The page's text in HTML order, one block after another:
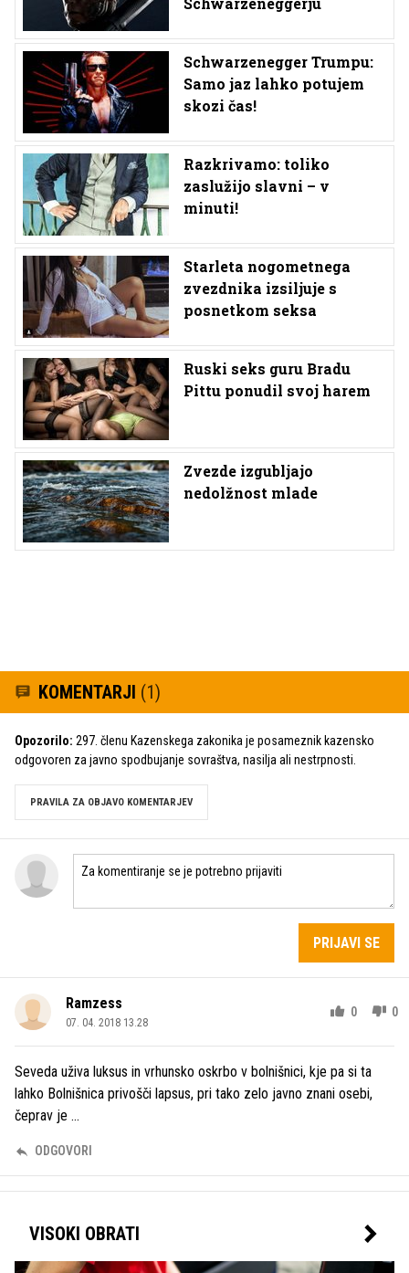
Schwarzenegger Trumpu:
Samo jaz lahko potujem
skozi čas!
Razkrivamo: toliko
zaslužijo slavni – v
minuti!
Starleta nogometnega
zvezdnika izsiljuje s
posnetkom seksa
Ruski seks guru Bradu
Pittu ponudil svoj harem
Zvezde izgubljajo
nedolžnost mlade
KOMENTARJI (1)
Opozorilo: 297. členu Kazenskega zakonika je posameznik kazensko
odgovoren za javno spodbujanje sovraštva, nasilja ali nestrpnosti.
PRAVILA ZA OBJAVO KOMENTARJEV
PRIJAVI SE
Ramzess
07. 04. 2018 13.28
0 0
Seveda uživa luksus in vrhunsko oskrbo v bolnišnici, kje pa si ta
lahko Bolnišnica privošči lapsus, pri tako zelo javno znani osebi,
čeprav je ...
ODGOVORI
VISOKI OBRATI